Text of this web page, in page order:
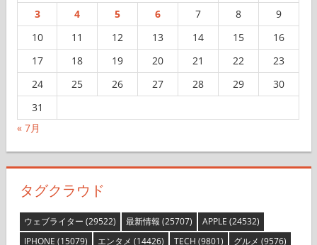
3
4 5 6 7 8
9
10
11 12 13 14 15
16
17
18 19 20 21 22
23
24
25 26 27 28 29
30
31
« 7月
タグクラウド
ウェブライター (29522) 最新情報 (25707) APPLE (24532)
IPHONE (15079) エンタメ (14426) TECH (9801) グルメ (9576)